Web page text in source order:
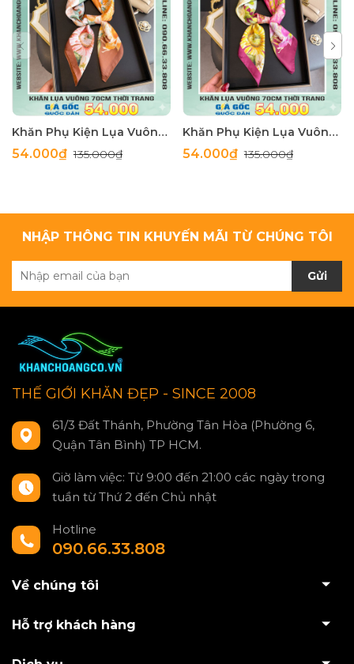
Khăn Phụ Kiện Lụa Vuông 70cm - Thế Giới Khăn Đẹp C1062_4
54.000₫135.000₫
Khăn Phụ Kiện Lụa Vuông 70cm - Thế Giới Khăn Đẹp C1062_3
54.000₫135.000₫
NHẬP THÔNG TIN KHUYẾN MÃI TỪ CHÚNG TÔI
Gửi
THẾ GIỚI KHĂN ĐẸP - SINCE 2008
61/3 Đất Thánh, Phường Tân Hòa (Phường 6,
Quận Tân Bình) TP HCM.
Giờ làm việc: Từ 9:00 đến 21:00 các ngày trong
tuần từ Thứ 2 đến Chủ nhật
Hotline
090.66.33.808
Về chúng tôi
Hỗ trợ khách hàng